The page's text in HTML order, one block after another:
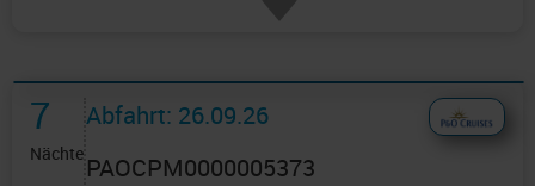
7
Nächte
Abfahrt: 26.09.26
PAOCPM0000005373